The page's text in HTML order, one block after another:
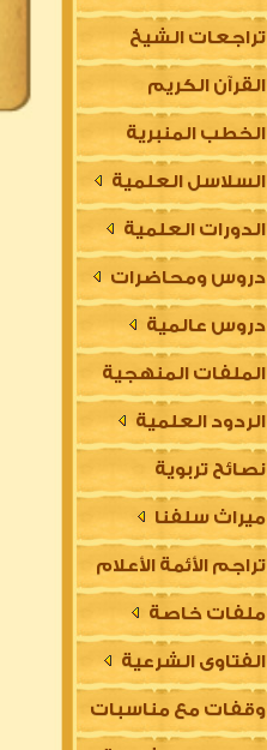
تراجعات الشيخ
القرآن الكريم
الخطب المنبرية
السلاسل العلمية
الدورات العلمية
دروس ومحاضرات
دروس عالمية
الملفات المنهجية
الردود العلمية
نصائح تربوية
ميراث سلفنا
تراجم الأئمة الأعلام
ملفات خاصة
الفتاوى الشرعية
وقفات مع مناسبات